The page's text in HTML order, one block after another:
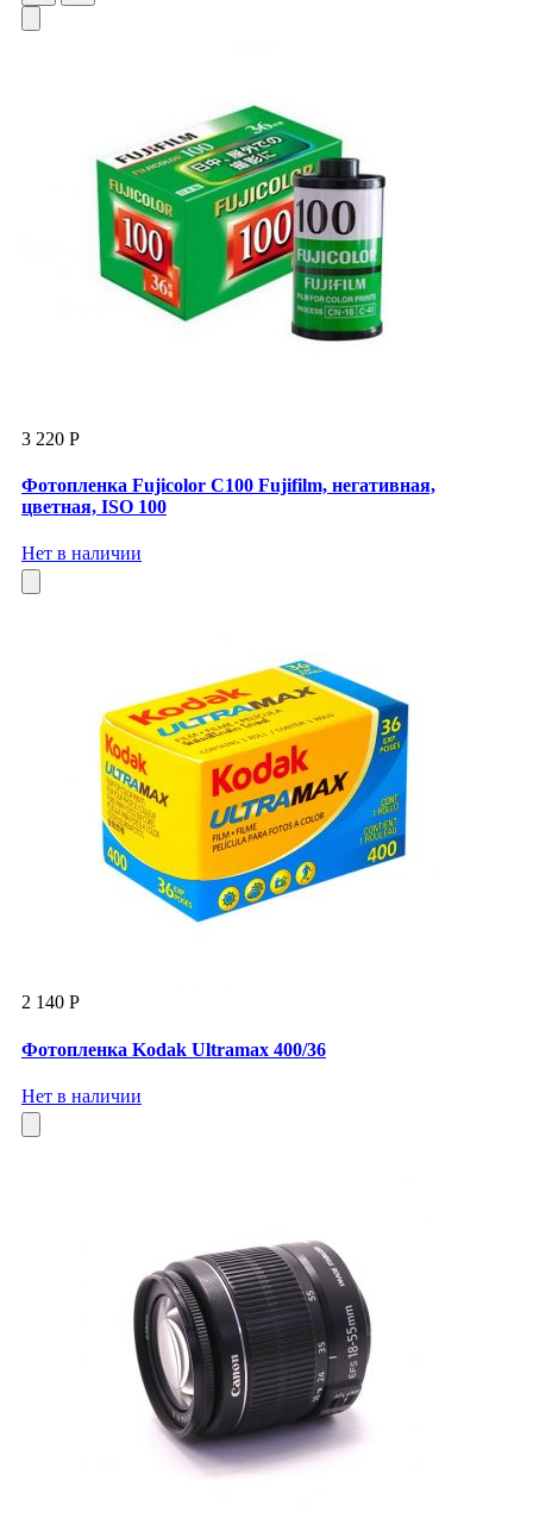
3 220 Р
Фотопленка Fujicolor C100 Fujifilm, негативная,
цветная, ISO 100
Нет в наличии
2 140 Р
Фотопленка Kodak Ultramax 400/36
Нет в наличии